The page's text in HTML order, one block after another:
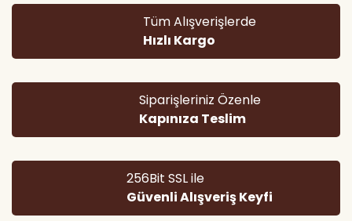
Ürün resmi kalitesiz, bozuk veya görüntülenemiyor.
Ürün açıklamasında eksik bilgiler bulunuyor.
Ürün bilgilerinde hatalar bulunuyor.
Bu ürüne benzer farklı alternatifler olmalı.
Gönder
Tüm Alışverişlerde
Hızlı Kargo
Siparişleriniz Özenle
Kapınıza Teslim
256Bit SSL ile
Güvenli Alışveriş Keyfi